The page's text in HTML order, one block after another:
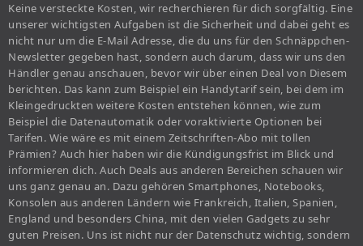
Keine versteckte Kosten, wir recherchieren für dich sorgfältig. Eine
unserer wichtigsten Aufgaben ist die Sicherheit und dabei geht es
nicht nur um die E-Mail Adresse, die du uns für den Schnäppchen-
Newsletter gegeben hast, sondern auch darum, dass wir uns den
Händler genau anschauen, bevor wir über einen Deal von Diesem
berichten. Das kann zum Beispiel ein Handytarif sein, bei dem im
Kleingedruckten weitere Kosten entstehen können, wie zum
Beispiel die Datenautomatik oder voraktivierte Optionen bei
Tarifen. Wie wäre es mit einem Zeitschriften-Abo mit tollen
Prämien? Auch hier haben wir die Kündigungsfrist im Blick und
informieren dich. Auch Deals aus anderen Bereichen schauen wir
uns ganz genau an. Dazu gehören Smartphones, Notebooks,
Konsolen aus anderen Ländern wie Frankreich, Italien, Spanien,
England und besonders China, mit den vielen Gadgets zu sehr
guten Preisen. Uns ist nicht nur der Datenschutz wichtig, sondern